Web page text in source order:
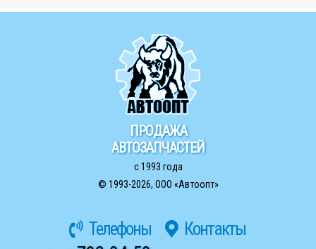
ПРОДАЖА
АВТОЗАПЧАСТЕЙ
с 1993 года
© 1993-2026, ООО «Автоопт»
Телефоны Контакты